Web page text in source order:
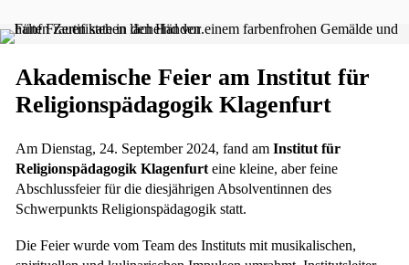
Akademische Feier am Institut für
Religionspädagogik Klagenfurt
Am Dienstag, 24. September 2024, fand am Institut für
Religionspädagogik Klagenfurt eine kleine, aber feine
Abschlussfeier für die diesjährigen Absolventinnen des
Schwerpunkts Religionspädagogik statt.
Die Feier wurde vom Team des Instituts mit musikalischen,